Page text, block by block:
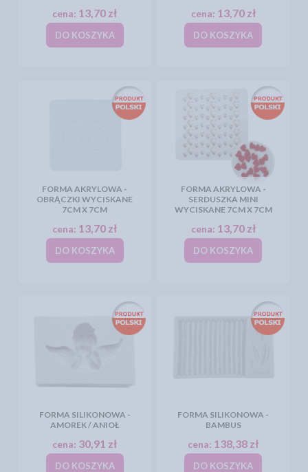
cena: 13,70 zł
DO KOSZYKA
cena: 13,70 zł
DO KOSZYKA
FORMA AKRYLOWA -
OBRĄCZKI WYCISKANE
7CM X 7CM
cena: 13,70 zł
DO KOSZYKA
FORMA AKRYLOWA -
SERDUSZKA MINI
WYCISKANE 7CM X 7CM
cena: 13,70 zł
DO KOSZYKA
FORMA SILIKONOWA -
AMOREK / ANIOŁ
cena: 30,91 zł
DO KOSZYKA
FORMA SILIKONOWA -
BAMBUS
cena: 138,38 zł
DO KOSZYKA